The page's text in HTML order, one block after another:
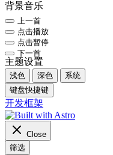
背景音乐
上一首
点击播放
点击暂停
下一首
主题设置
浅色 深色
系统
键盘快捷键
开发框架
Close
筛选